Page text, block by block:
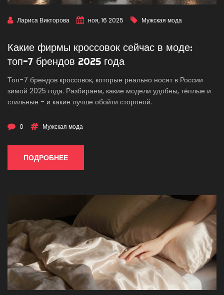
Лариса Викторова ноя, 16 2025 Мужская мода
Какие фирмы кроссовок сейчас в моде:
топ-7 брендов 2025 года
Топ-7 брендов кроссовок, которые реально носят в России
зимой 2025 года. Разбираем, какие модели удобны, тёплые и
стильные - и какие лучше обойти стороной.
0 Мужская мода
ПОДРОБНЕЕ